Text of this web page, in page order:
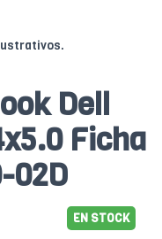
Dell
Ficha
02D
EN STOCK